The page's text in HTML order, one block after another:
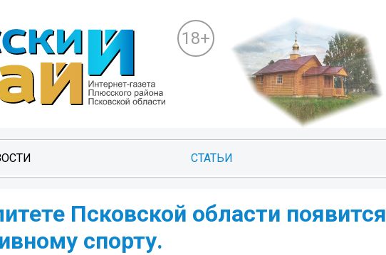
18+
СТАТЬИ
Псковской области появится
спорту.